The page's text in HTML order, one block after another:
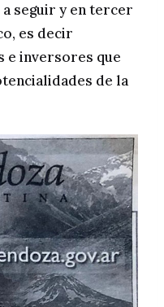
seguir y en tercer
es decir
e inversores que
de la